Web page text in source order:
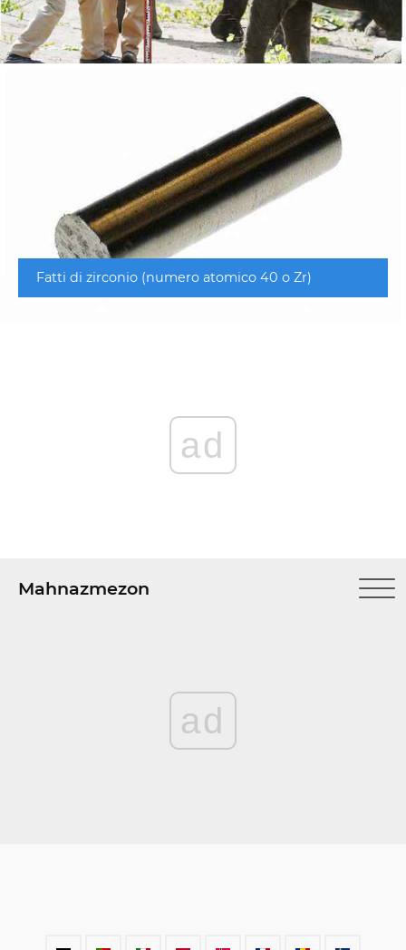
Fatti di zirconio (numero atomico 40 o Zr)
ad
Mahnazmezon
ad